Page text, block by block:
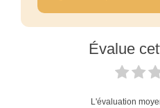
Évalue
L'évaluation